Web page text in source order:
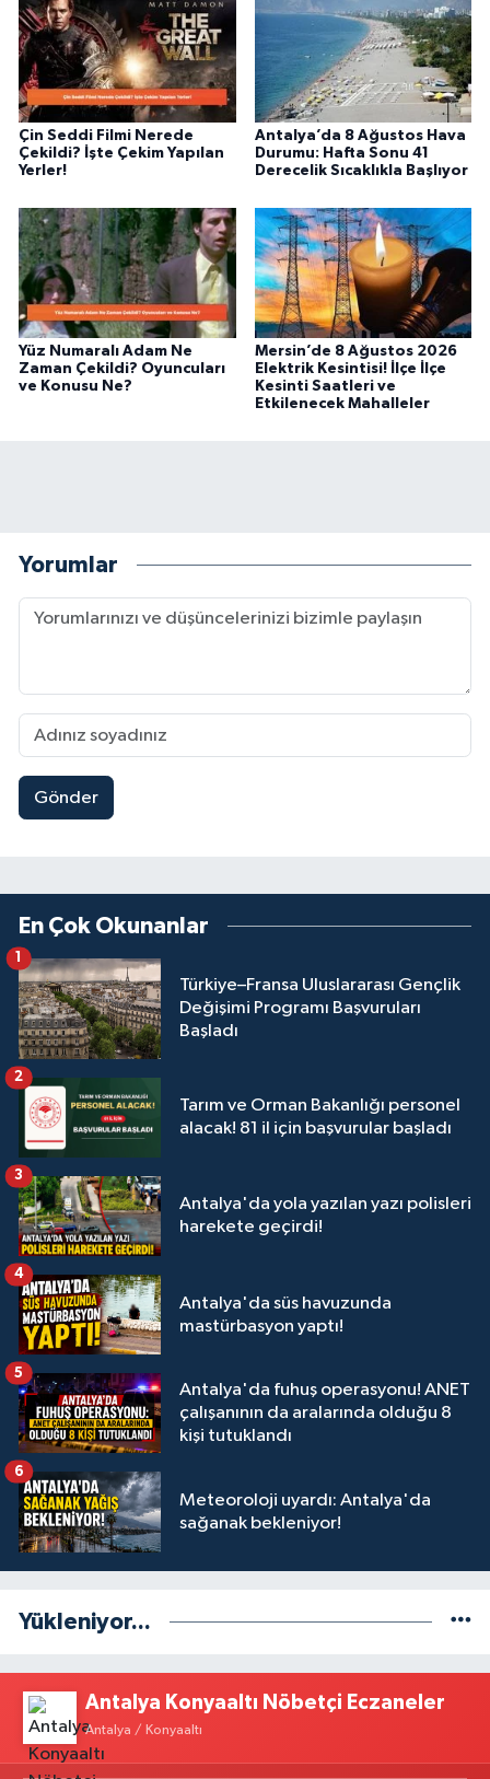
Çin Seddi Filmi Nerede
Çekildi? İşte Çekim Yapılan
Yerler!
Antalya’da 8 Ağustos Hava
Durumu: Hafta Sonu 41
Derecelik Sıcaklıkla Başlıyor
Yüz Numaralı Adam Ne
Zaman Çekildi? Oyuncuları
ve Konusu Ne?
Mersin’de 8 Ağustos 2026
Elektrik Kesintisi! İlçe İlçe
Kesinti Saatleri ve
Etkilenecek Mahalleler
Yorumlar
Gönder
En Çok Okunanlar
Türkiye–Fransa Uluslararası Gençlik
Değişimi Programı Başvuruları
Başladı
1
Tarım ve Orman Bakanlığı personel
alacak! 81 il için başvurular başladı
2
Antalya'da yola yazılan yazı polisleri
harekete geçirdi!
3
Antalya'da süs havuzunda
mastürbasyon yaptı!
4
Antalya'da fuhuş operasyonu! ANET
çalışanının da aralarında olduğu 8
kişi tutuklandı
5
Meteoroloji uyardı: Antalya'da
sağanak bekleniyor!
6
Yükleniyor...
Antalya Konyaaltı Nöbetçi Eczaneler
Antalya / Konyaaltı